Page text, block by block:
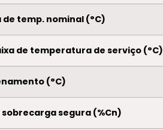
de temp. nominal (°C)
de temperatura de serviço (°C)
(°C)
sobrecarga segura (%Cn)